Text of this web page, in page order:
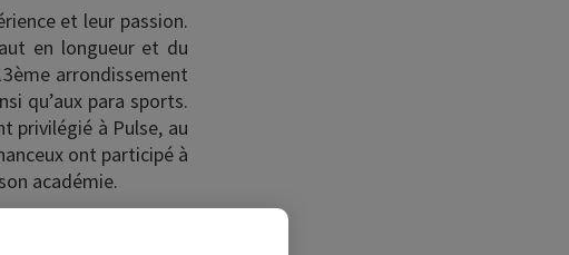
et leur passion.
en longueur et du
arrondissement
qu’aux para sports.
privilégié à Pulse, au
ont participé à
académie.